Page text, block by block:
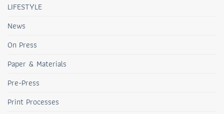
LIFESTYLE
News
On Press
Paper & Materials
Pre-Press
Print Processes